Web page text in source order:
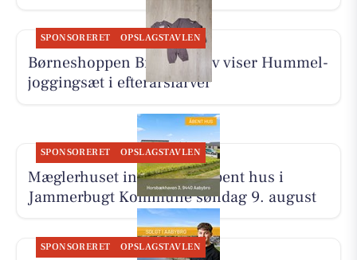
SPONSORERET OPSLAGSTAVLEN
Børneshoppen Brønderslev viser Hummel-
joggingsæt i efterårsfarver
SPONSORERET OPSLAGSTAVLEN
Mæglerhuset inviterer til åbent hus i
Jammerbugt Kommune søndag 9. august
SPONSORERET OPSLAGSTAVLEN